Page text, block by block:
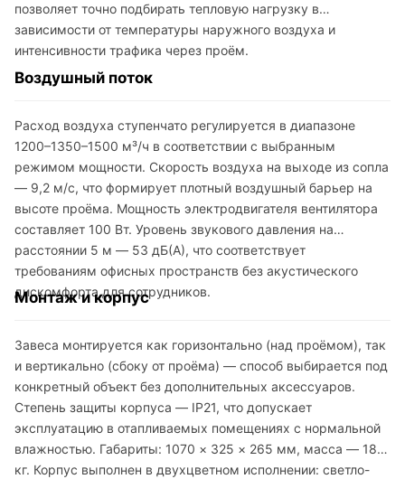
позволяет точно подбирать тепловую нагрузку в
зависимости от температуры наружного воздуха и
интенсивности трафика через проём.
Воздушный поток
Расход воздуха ступенчато регулируется в диапазоне
1200–1350–1500 м³/ч в соответствии с выбранным
режимом мощности. Скорость воздуха на выходе из сопла
— 9,2 м/с, что формирует плотный воздушный барьер на
высоте проёма. Мощность электродвигателя вентилятора
составляет 100 Вт. Уровень звукового давления на
расстоянии 5 м — 53 дБ(А), что соответствует
требованиям офисных пространств без акустического
дискомфорта для сотрудников.
Монтаж и корпус
Завеса монтируется как горизонтально (над проёмом), так
и вертикально (сбоку от проёма) — способ выбирается под
конкретный объект без дополнительных аксессуаров.
Степень защиты корпуса — IP21, что допускает
эксплуатацию в отапливаемых помещениях с нормальной
влажностью. Габариты: 1070 × 325 × 265 мм, масса — 18
кг. Корпус выполнен в двухцветном исполнении: светло-